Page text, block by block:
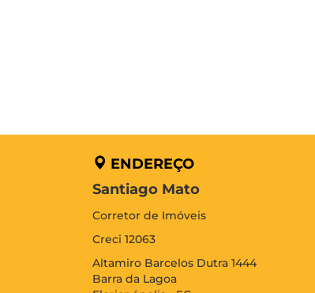
ENDEREÇO
Santiago Mato
Corretor de Imóveis
Creci 12063
Altamiro Barcelos Dutra 1444
Barra da Lagoa